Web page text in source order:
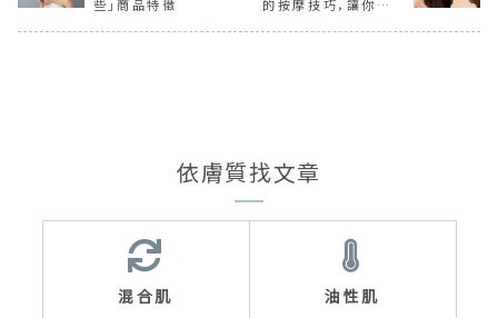
些」商品特徵
的按摩技巧，讓你從
依膚質找文章
混合肌 油性肌